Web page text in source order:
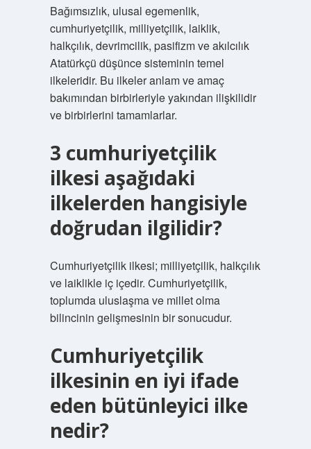
Bağımsızlık, ulusal egemenlik,
cumhuriyetçilik, milliyetçilik, laiklik,
halkçılık, devrimcilik, pasifizm ve akılcılık
Atatürkçü düşünce sisteminin temel
ilkeleridir. Bu ilkeler anlam ve amaç
bakımından birbirleriyle yakından ilişkilidir
ve birbirlerini tamamlarlar.
3 cumhuriyetçilik
ilkesi aşağıdaki
ilkelerden hangisiyle
doğrudan ilgilidir?
Cumhuriyetçilik ilkesi; milliyetçilik, halkçılık
ve laiklikle iç içedir. Cumhuriyetçilik,
toplumda uluslaşma ve millet olma
bilincinin gelişmesinin bir sonucudur.
Cumhuriyetçilik
ilkesinin en iyi ifade
eden bütünleyici ilke
nedir?